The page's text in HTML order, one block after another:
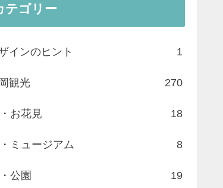
テゴリー
インのヒント 1
観光 270
・お花見 18
・ミュージアム 8
・公園 19